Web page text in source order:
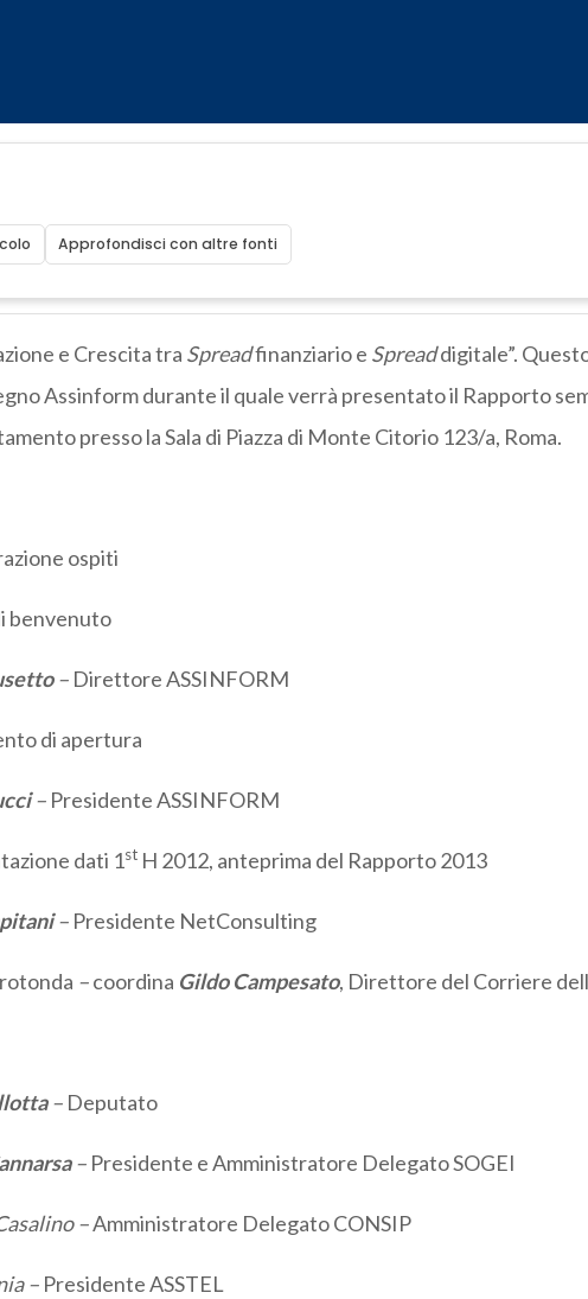
Approfondisci con altre fonti
e Crescita tra Spreadfinanziario e Spreaddigitale”.
Assinform durante il quale verrà presentato il Rapporto
presso la Sala di Piazza di Monte Citorio 123/a, Roma.
ospiti
benvenuto
–Direttore ASSINFORM
di apertura
–Presidente ASSINFORM
dati 1stH 2012, anteprima del Rapporto 2013
–Presidente NetConsulting
–coordina Gildo Campesato, Direttore del Corriere
– Deputato
– Presidente e Amministratore Delegato SOGEI
–Amministratore Delegato CONSIP
– Presidente ASSTEL